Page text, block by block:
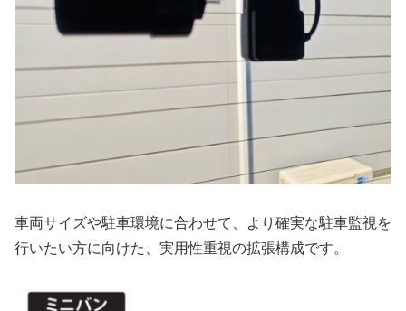
車両サイズや駐車環境に合わせて、より確実な駐車監視を
行いたい方に向けた、実用性重視の拡張構成です。